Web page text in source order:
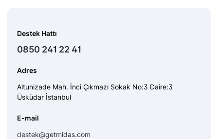
Destek Hattı
0850 241 22 41
Adres
Altunizade Mah. İnci Çıkmazı Sokak No:3 Daire:3
Üsküdar İstanbul
E-mail
destek@getmidas.com